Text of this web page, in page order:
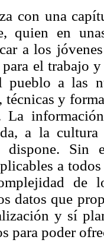
con una
quien en
a los
para el trabajo
pueblo a las
técnicas y
La
a la
dispone. Sin
a
de
datos que
y sí
para poder